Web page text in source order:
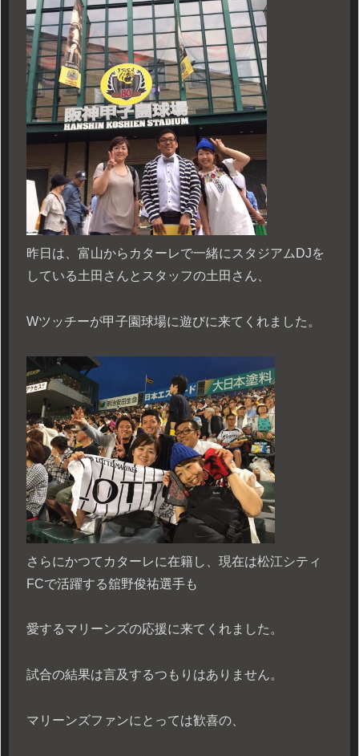
昨日は、富山からカターレで一緒にスタジアムDJを
している土田さんとスタッフの土田さん、
Wツッチーが甲子園球場に遊びに来てくれました。
さらにかつてカターレに在籍し、現在は松江シティ
FCで活躍する舘野俊祐選手も
愛するマリーンズの応援に来てくれました。
試合の結果は言及するつもりはありません。
マリーンズファンにとっては歓喜の、